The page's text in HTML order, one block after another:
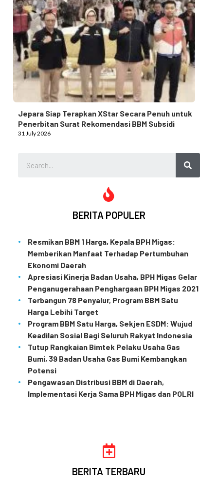
Jepara Siap Terapkan XStar Secara Penuh untuk
Penerbitan Surat Rekomendasi BBM Subsidi
31 July 2026
BERITA POPULER
Resmikan BBM 1 Harga, Kepala BPH Migas:
Memberikan Manfaat Terhadap Pertumbuhan
Ekonomi Daerah
Apresiasi Kinerja Badan Usaha, BPH Migas Gelar
Penganugerahaan Penghargaan BPH Migas 2021
Terbangun 78 Penyalur, Program BBM Satu
Harga Lebihi Target
Program BBM Satu Harga, Sekjen ESDM: Wujud
Keadilan Sosial Bagi Seluruh Rakyat Indonesia
Tutup Rangkaian Bimtek Pelaku Usaha Gas
Bumi, 39 Badan Usaha Gas Bumi Kembangkan
Potensi
Pengawasan Distribusi BBM di Daerah,
Implementasi Kerja Sama BPH Migas dan POLRI
BERITA TERBARU